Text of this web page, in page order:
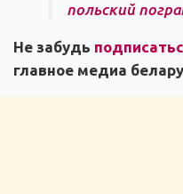
польский
Не забудь
главное медиа